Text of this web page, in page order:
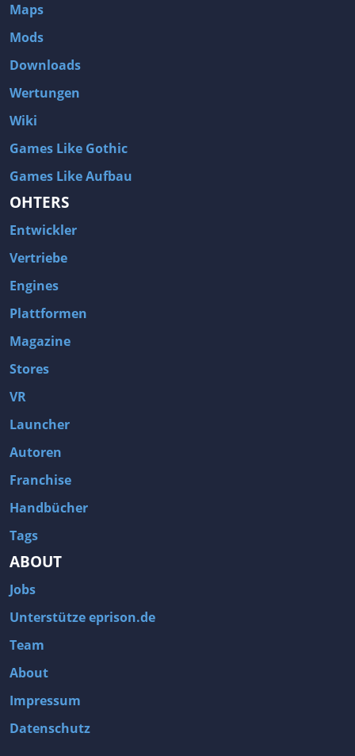
Maps
Mods
Downloads
Wertungen
Wiki
Games Like Gothic
Games Like Aufbau
OHTERS
Entwickler
Vertriebe
Engines
Plattformen
Magazine
Stores
VR
Launcher
Autoren
Franchise
Handbücher
Tags
ABOUT
Jobs
Unterstütze eprison.de
Team
About
Impressum
Datenschutz